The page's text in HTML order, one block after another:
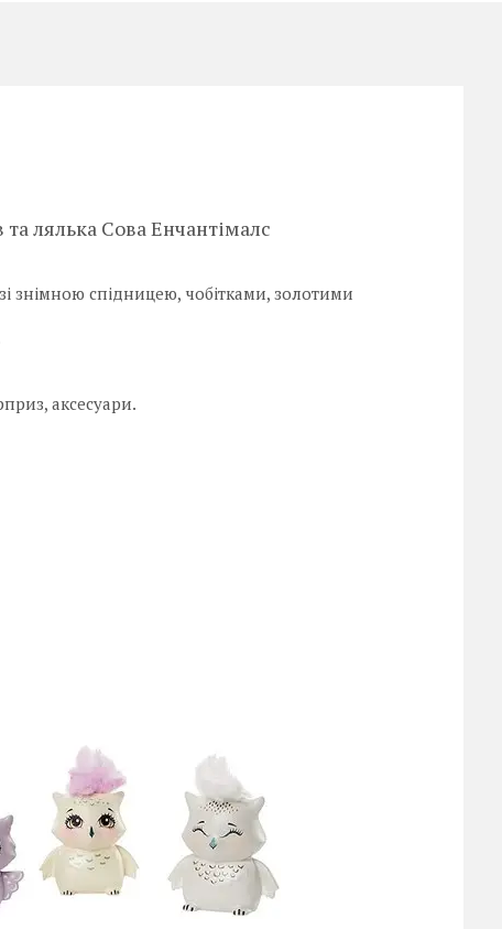
лялька Сова Енчантімалс
знімною спідницею, чобітками, золотими
аксесуари.